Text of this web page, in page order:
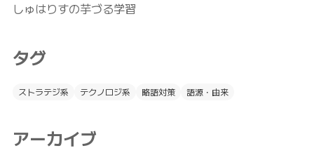
しゅはりすの芋づる学習
タグ
ストラテジ系 テクノロジ系 略語対策 語源・由来
アーカイブ